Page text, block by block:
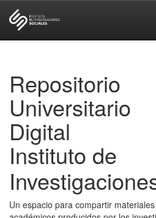
Repositorio
Universitario
Digital
Instituto de
Un espacio para compartir